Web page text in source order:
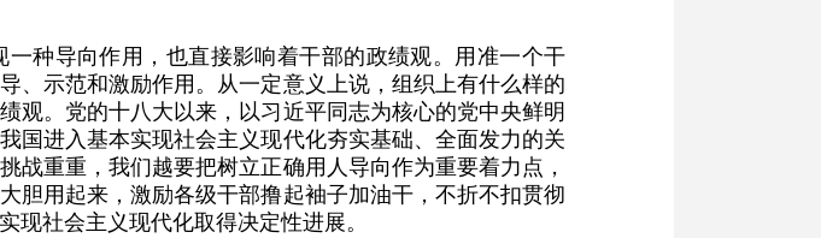
种导向作用，也直接影响着干部的政绩观。用准一个干
、示范和激励作用。从一定意义上说，组织上有什么样的
观。党的十八大以来，以习近平同志为核心的党中央鲜明
国进入基本实现社会主义现代化夯实基础、全面发力的关
重重，我们越要把树立正确用人导向作为重要着力点，
胆用起来，激励各级干部撸起袖子加油干，不折不扣贯彻
社会主义现代化取得决定性进展。